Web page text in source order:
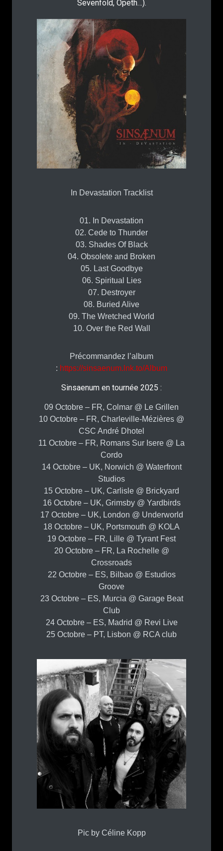
Sevenfold, Opeth…).
In Devastation Tracklist
01. In Devastation
02. Cede to Thunder
03. Shades Of Black
04. Obsolete and Broken
05. Last Goodbye
06. Spiritual Lies
07. Destroyer
08. Buried Alive
09. The Wretched World
10. Over the Red Wall
Précommandez l’album
: https://sinsaenum.lnk.to/Album
Sinsaenum en tournée 2025 :
09 Octobre – FR, Colmar @ Le Grillen
10 Octobre – FR, Charleville-Mézières @
CSC André Dhotel
11 Octobre – FR, Romans Sur Isere @ La
Cordo
14 Octobre – UK, Norwich @ Waterfront
Studios
15 Octobre – UK, Carlisle @ Brickyard
16 Octobre – UK, Grimsby @ Yardbirds
17 Octobre – UK, London @ Underworld
18 Octobre – UK, Portsmouth @ KOLA
19 Octobre – FR, Lille @ Tyrant Fest
20 Octobre – FR, La Rochelle @
Crossroads
22 Octobre – ES, Bilbao @ Estudios
Groove
23 Octobre – ES, Murcia @ Garage Beat
Club
24 Octobre – ES, Madrid @ Revi Live
25 Octobre – PT, Lisbon @ RCA club
Pic by Céline Kopp